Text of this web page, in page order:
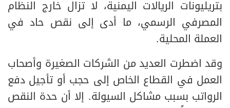
بتريليونات الريالات اليمنية، لا تزال خارج النظام
المصرفي الرسمي، ما أدى إلى نقص حاد في
العملة المحلية.
وقد اضطرت العديد من الشركات الصغيرة وأصحاب
العمل في القطاع الخاص إلى حجب أو تأجيل دفع
الرواتب بسبب مشاكل السيولة. إلا أن حدة النقص